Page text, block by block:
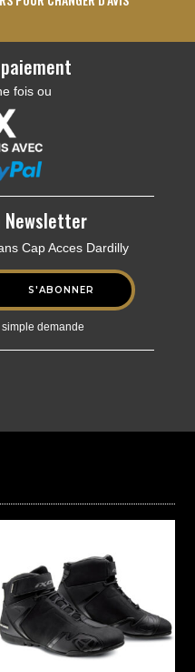
fois ou
Newsletter
Cap Acces Dardilly
demande